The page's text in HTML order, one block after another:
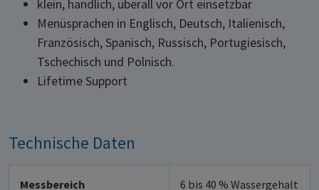
klein, handlich, überall vor Ort einsetzbar
Menüsprachen in Englisch, Deutsch, Italienisch,
Französisch, Spanisch, Russisch, Portugiesisch,
Tschechisch und Polnisch.
Lifetime Support
Technische Daten
Messbereich 6 bis 40 % Wassergehalt